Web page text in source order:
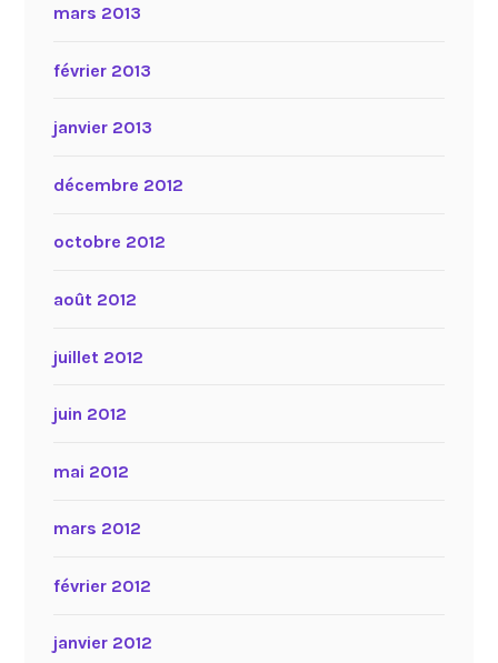
mars 2013
février 2013
janvier 2013
décembre 2012
octobre 2012
août 2012
juillet 2012
juin 2012
mai 2012
mars 2012
février 2012
janvier 2012